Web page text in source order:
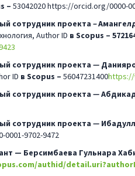
– 53042020https://orcid.org/0000-
сотрудник проекта –
Author ID в Scopus –
сотрудник проекта —
ID в Scopus – 56047231400https://
сотрудник проекта —
сотрудник проекта —
0001-9702-9472
— Берсимбаева Гульнара
authid/